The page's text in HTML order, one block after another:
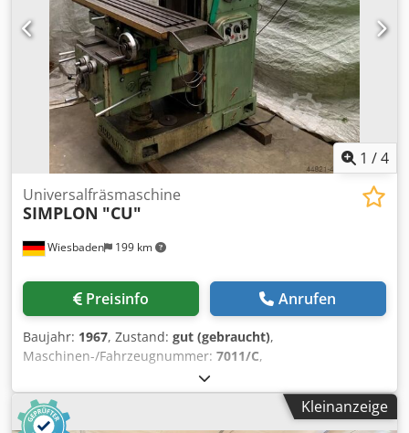
Würfeltisch LxBxH = 550 x 550 x 550 mm,
Maschinenschraubstock, Dedpsu Sblwsfx Anujck
Kühlmitteleinrichtung
1 /4
Wiesbaden 199 km
Universalfräsmaschine
SIMPLON "CU"
Preisinfo Anrufen
Baujahr: 1967, Zustand: gut (gebraucht),
Maschinen-/Fahrzeugnummer: 7011/C,
Tischaufspannfläche: 310 x 1400 mm Tischbewegung x: ca.
950 mm Tischbewegung y: 325/345 mm Tischbewegung z:
ca. 500 mm Spindeldrehzahlen: 20 - 1500 rpm Vorschübe
Kleinanzeige